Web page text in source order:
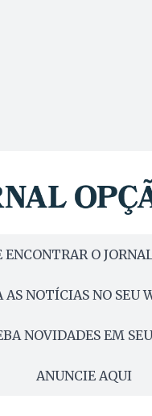
ENCONTRAR O
AS NOTÍCIAS NO SEU
NOVIDADES EM
ANUNCIE AQUI